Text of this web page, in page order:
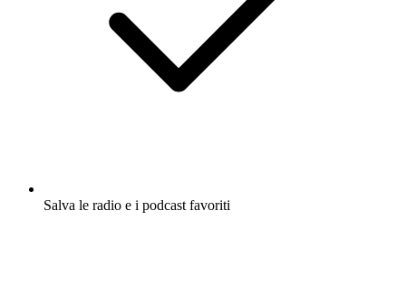
Salva le radio e i podcast favoriti